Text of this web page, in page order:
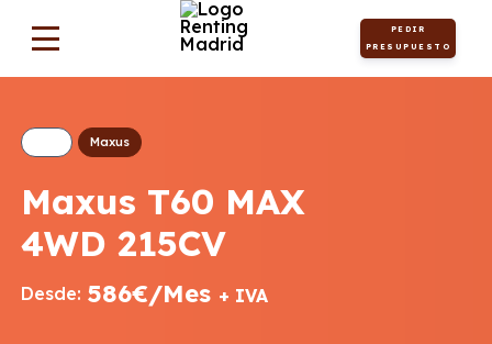
PEDIR
PRESUPUESTO
Maxus
Maxus T60 MAX
4WD 215CV
Desde: 586€/Mes + IVA